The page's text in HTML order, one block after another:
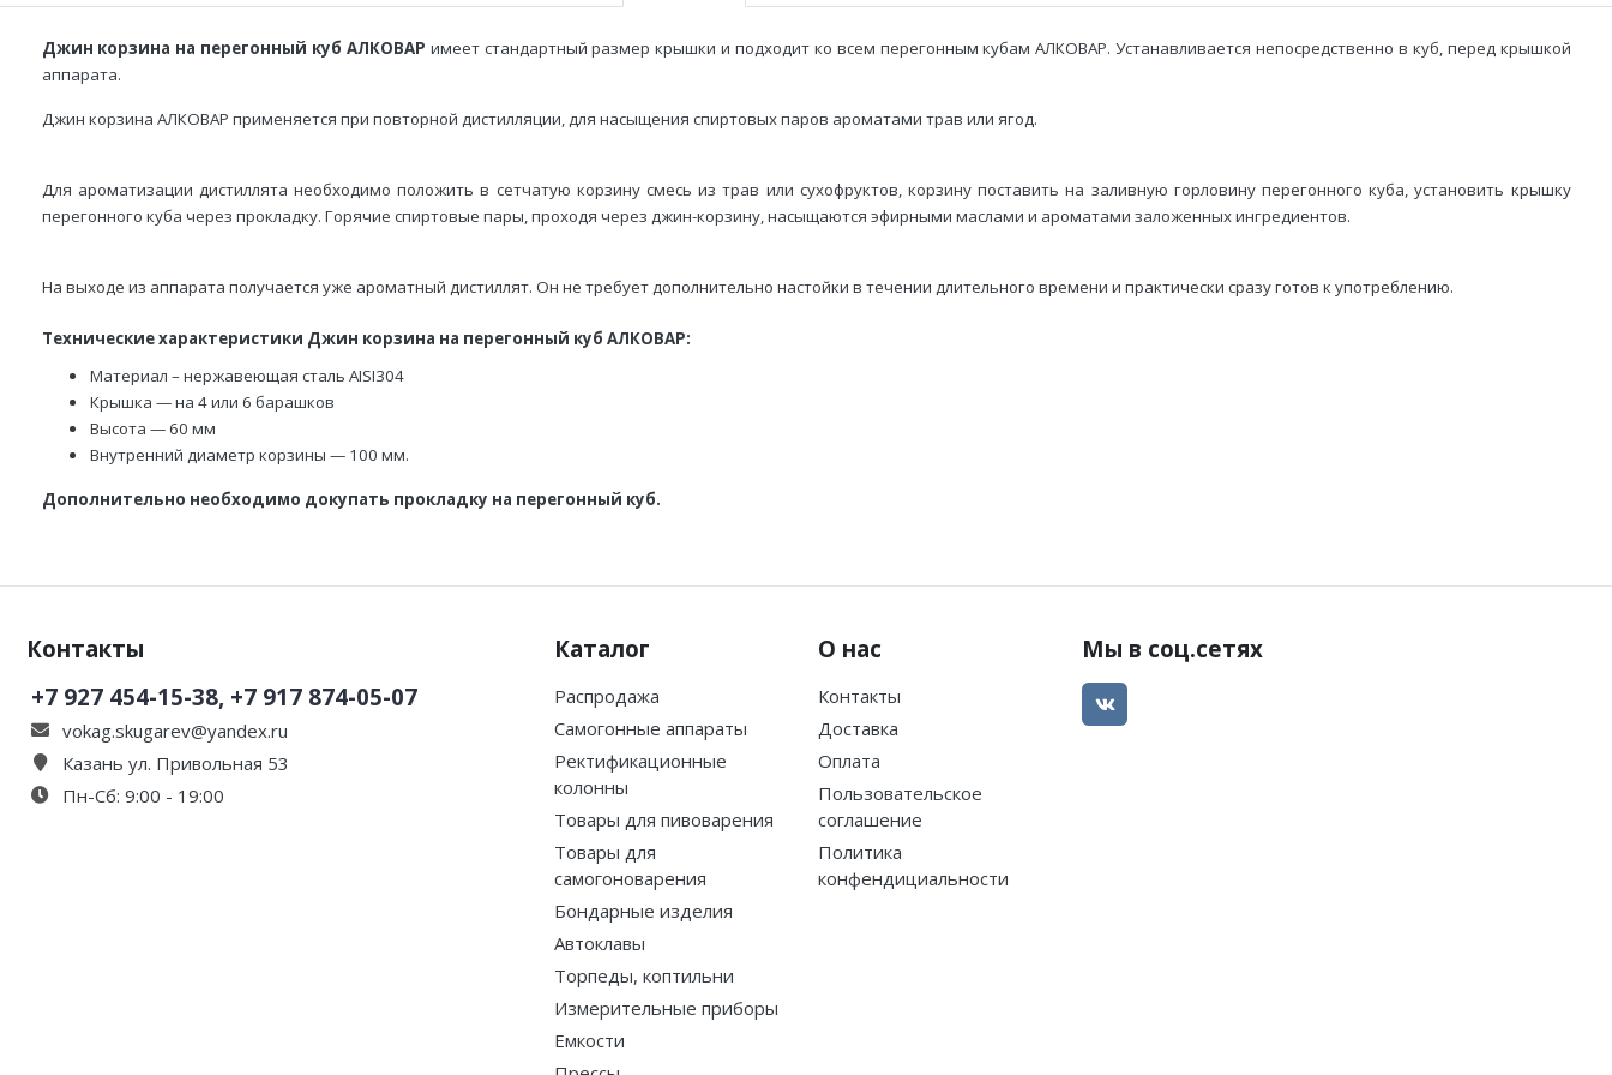
Джин корзина на перегонный куб АЛКОВАР имеет стандартный размер крышки и подходит ко всем перегонным кубам АЛКОВАР. Устанавливается непосредственно в куб, перед крышкой
аппарата.
Джин корзина АЛКОВАР применяется при повторной дистилляции, для насыщения спиртовых паров ароматами трав или ягод.
Для ароматизации дистиллята необходимо положить в сетчатую корзину смесь из трав или сухофруктов, корзину поставить на заливную горловину перегонного куба, установить крышку
перегонного куба через прокладку. Горячие спиртовые пары, проходя через джин-корзину, насыщаются эфирными маслами и ароматами заложенных ингредиентов.
На выходе из аппарата получается уже ароматный дистиллят. Он не требует дополнительно настойки в течении длительного времени и практически сразу готов к употреблению.
Технические характеристики Джин корзина на перегонный куб АЛКОВАР:
Материал – нержавеющая сталь AISI304
Крышка — на 4 или 6 барашков
Высота — 60 мм
Внутренний диаметр корзины — 100 мм.
Дополнительно необходимо докупать прокладку на перегонный куб.
Контакты
+7 927 454-15-38, +7 917 874-05-07
vokag.skugarev@yandex.ru
Казань ул. Привольная 53
Пн-Сб: 9:00 - 19:00
Каталог
Распродажа
Самогонные аппараты
Ректификационные
колонны
Товары для пивоварения
Товары для
самогоноварения
Бондарные изделия
Автоклавы
Торпеды, коптильни
Измерительные приборы
Емкости
О нас
Контакты
Доставка
Оплата
Пользовательское
соглашение
Политика
конфендициальности
Мы в соц.сетях